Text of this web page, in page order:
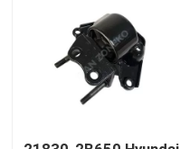
VR Gösterisi
Hakkımızda